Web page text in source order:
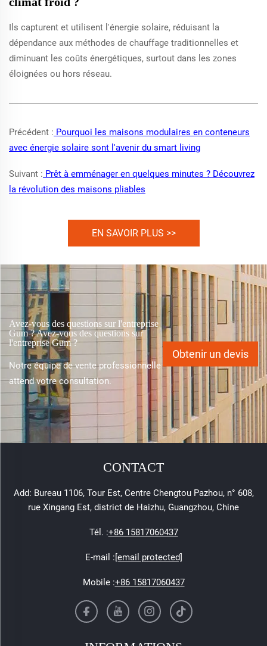
Ils capturent et utilisent l'énergie solaire, réduisant la
dépendance aux méthodes de chauffage traditionnelles et
diminuant les coûts énergétiques, surtout dans les zones
éloignées ou hors réseau.
Précédent : Pourquoi les maisons modulaires en conteneurs
avec énergie solaire sont l'avenir du smart living
Suivant : Prêt à emménager en quelques minutes ? Découvrez
la révolution des maisons pliables
EN SAVOIR PLUS >>
Avez-vous des questions sur l'entreprise
Gum ? Avez-vous des questions sur
l'entreprise Gum ?
Notre équipe de vente professionnelle
attend votre consultation.
Obtenir un devis
CONTACT
Add: Bureau 1106, Tour Est, Centre Chengtou Pazhou, n° 608,
rue Xingang Est, district de Haizhu, Guangzhou, Chine
Tél. :+86 15817060437
E-mail :[email protected]
Mobile :+86 15817060437